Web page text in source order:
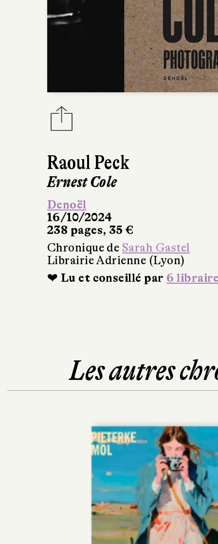
Raoul Peck
Ernest Cole
Denoël
16/10/2024
238 pages, 35 €
Chronique de Sarah Gastel
Librairie Adrienne (Lyon)
❤ Lu et conseillé par 6
Les autres